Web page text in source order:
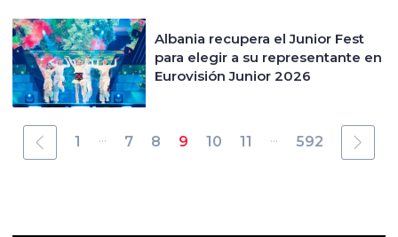
Albania recupera el Junior Fest
para elegir a su representante en
Eurovisión Junior 2026
1 ... 7 8 9 10 11 ... 592